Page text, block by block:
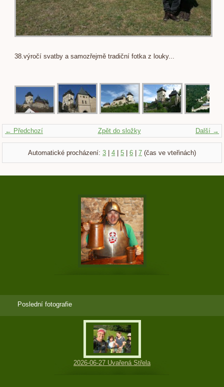
38.výročí svatby a samozřejmě tradiční fotka z louky...
← Předchozí Další →
Zpět do složky
Automatické procházení: 3 4 5 6 7 (čas ve vteřinách)
Poslední fotografie
2026-06-27 Uvařená Střela